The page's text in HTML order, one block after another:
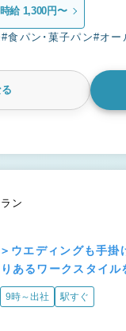
時給 1,300円〜
#食パン・菓子パン#オー
ン
エディングも手掛
あるワークスタイル
9時～出社 駅すぐ